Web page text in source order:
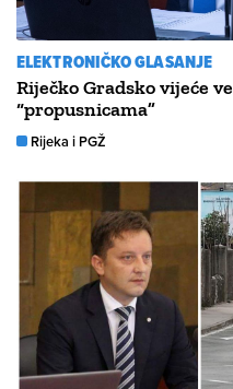
ELEKTRONIČKO GLASANJE
Riječko Gradsko vijeće
“propusnicama”
Rijeka i PGŽ